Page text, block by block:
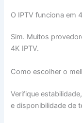
O IPTV funciona em
Sim. Muitos
4K IPTV.
Como escolher o
Verifique
e disponibilidade de